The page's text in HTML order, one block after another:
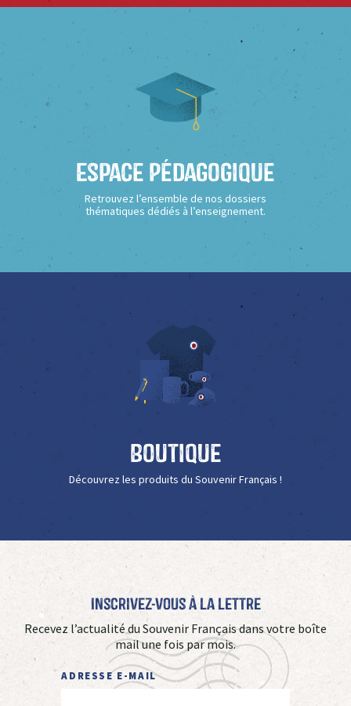
Espace Pédagogique
Retrouvez l’ensemble de nos dossiers
thématiques dédiés à l’enseignement.
Boutique
Découvrez les produits du Souvenir Français !
Inscrivez-vous à La Lettre
Recevez l’actualité du Souvenir Français dans votre boîte
mail une fois par mois.
ADRESSE E-MAIL